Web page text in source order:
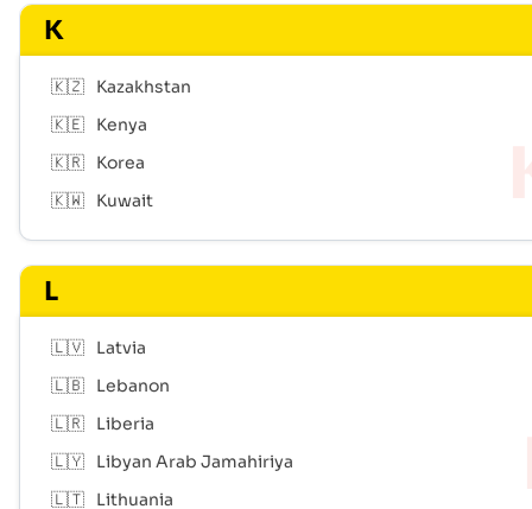
K
🇰🇿
Kazakhstan
🇰🇪
Kenya
🇰🇷
Korea
🇰🇼
Kuwait
L
🇱🇻
Latvia
🇱🇧
Lebanon
🇱🇷
Liberia
🇱🇾
Libyan Arab Jamahiriya
🇱🇹
Lithuania